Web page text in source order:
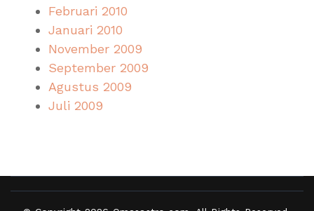
Februari 2010
Januari 2010
November 2009
September 2009
Agustus 2009
Juli 2009